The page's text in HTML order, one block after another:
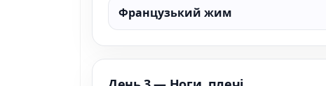
Французький жим